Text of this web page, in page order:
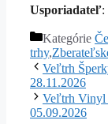
Usporiadateľ:
Kategórie
trhy,
Veľtrh
28.11.2026
Veľtrh Vinyl
05.09.2026